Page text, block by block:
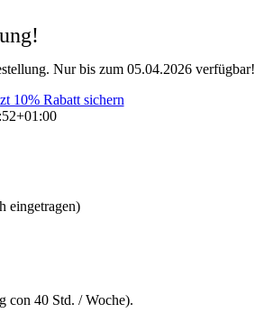
Nur bis zum 05.04.2026 verfügbar!
10% Rabatt sichern
eingetragen)
con 40 Std. / Woche).